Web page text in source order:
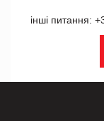
інші питання: